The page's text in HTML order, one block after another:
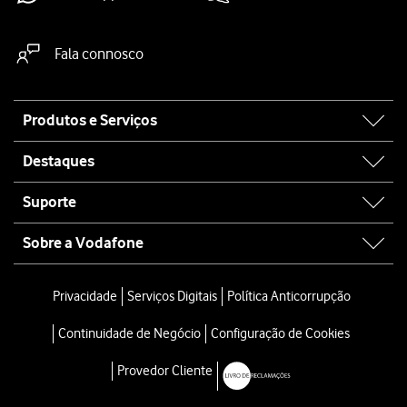
Fala connosco
map
Produtos e Serviços
Destaques
Suporte
Sobre a Vodafone
Privacidade Serviços Digitais Política Anticorrupção
Continuidade de Negócio Configuração de Cookies
Provedor Cliente